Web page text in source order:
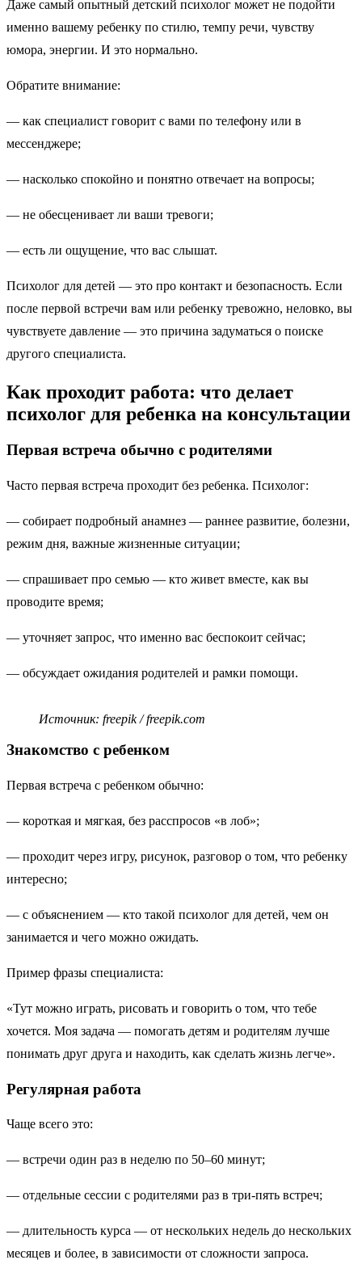
Даже самый опытный детский психолог может не подойти
именно вашему ребенку по стилю, темпу речи, чувству
юмора, энергии. И это нормально.
Обратите внимание:
— как специалист говорит с вами по телефону или в
мессенджере;
— насколько спокойно и понятно отвечает на вопросы;
— не обесценивает ли ваши тревоги;
— есть ли ощущение, что вас слышат.
Психолог для детей — это про контакт и безопасность. Если
после первой встречи вам или ребенку тревожно, неловко, вы
чувствуете давление — это причина задуматься о поиске
другого специалиста.
Как проходит работа: что делает
психолог для ребенка на консультации
Первая встреча обычно с родителями
Часто первая встреча проходит без ребенка. Психолог:
— собирает подробный анамнез — раннее развитие, болезни,
режим дня, важные жизненные ситуации;
— спрашивает про семью — кто живет вместе, как вы
проводите время;
— уточняет запрос, что именно вас беспокоит сейчас;
— обсуждает ожидания родителей и рамки помощи.
Источник: freepik / freepik.com
Знакомство с ребенком
Первая встреча с ребенком обычно:
— короткая и мягкая, без расспросов «в лоб»;
— проходит через игру, рисунок, разговор о том, что ребенку
интересно;
— с объяснением — кто такой психолог для детей, чем он
занимается и чего можно ожидать.
Пример фразы специалиста:
«Тут можно играть, рисовать и говорить о том, что тебе
хочется. Моя задача — помогать детям и родителям лучше
понимать друг друга и находить, как сделать жизнь легче».
Регулярная работа
Чаще всего это:
— встречи один раз в неделю по 50–60 минут;
— отдельные сессии с родителями раз в три-пять встреч;
— длительность курса — от нескольких недель до нескольких
месяцев и более, в зависимости от сложности запроса.